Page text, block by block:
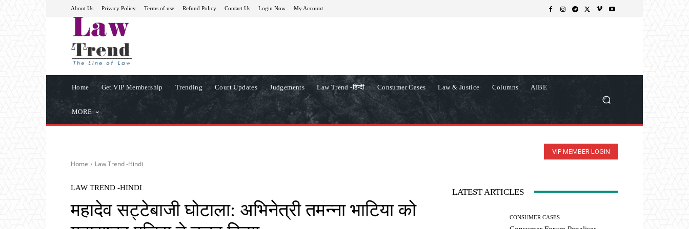
About Us Privacy Policy Terms of use Refund Policy Contact Us Login Now My Account
Home Get VIP Membership Trending Court Updates Judgements Law Trend -हिन्दी Consumer Cases Law & Justice Columns AIBE
MORE
VIP MEMBER LOGIN
Home Law Trend -Hindi
LAW TREND -HINDI
महादेव सट्टेबाजी घोटाला: अभिनेत्री तमन्ना भाटिया को
LATEST ARTICLES
CONSUMER CASES